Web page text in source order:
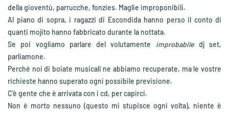
della gioventù, parrucche, fonzies. Maglie improponibili.
Al piano di sopra, i ragazzi di Escondida hanno perso il conto di
quanti mojito hanno fabbricato durante la nottata.
Se poi vogliamo parlare del volutamente improbabiledj set,
parliamone.
Perché noi di boiate musicali ne abbiamo recuperate, ma le vostre
richieste hanno superato ogni possibile previsione.
C'è gente che è arrivata con i cd, per capirci.
Non è morto nessuno (questo mi stupisce ogni volta), niente è